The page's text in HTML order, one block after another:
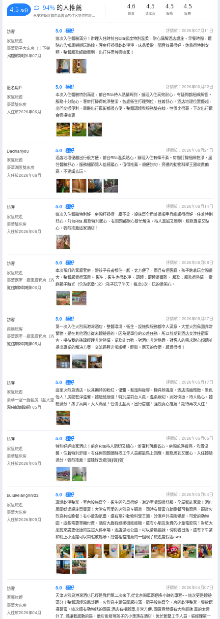
4.5 /5分 94% 的人推薦
永安旅遊評價由真實酒店住客提供的評價。
4.6
位置
4.5
清潔度
4.5
服務
4.5
設施
訪客
家庭旅遊
豪華親子大床房（上下鋪
+森林氧吧）
入住於2026年07月
5.0 極好
評價於：2026年07月11日
這次入住體驗滿分！辦理入住時前台Ella態度特別温柔，耐心講解酒店設施、早餐時間，還
貼心告知周邊遊玩路線。客房打掃得乾乾淨淨，床品柔軟，隔音效果很好，休息得特別安
穩，整體服務細緻周到，出行住宿首選這家！
匿名用戶
家庭旅遊
豪華雙床房
入住於2026年06月
5.0 極好
評價於：2026年06月22日
本次入住體驗特別滿意，前台Rita待人熱情周到，辦理入住高效耐心，有疑問都細緻解答，
服務十分貼心。客房打掃得乾淨整潔，各處衞生打理到位，住着舒心。酒店地理位置優越，
出門交通便利，周邊出行逛街都很方便，整體環境與服務雙在線，性價比很高，下次出行還
會選擇這裏
Dacitianyou
家庭旅遊
豪華湖景雙床房
入住於2026年06月
5.0 極好
評價於：2026年06月21日
酒店地段優越出行很方便，前台Rita温柔貼心，辦理入住有條不紊。房間打掃細緻乾淨，居
住體驗舒心，服務細節讓人倍感暖心，值得推薦。順便説句，旁邊的動物科學王國收費偏
高，不建議去玩。
訪客
家庭旅遊
豪華雙床房
入住於2026年06月
5.0 極好
評價於：2026年06月14日
這次入住體驗特別好，房間打掃得一塵不染，設施齊全用着很順手且維護得很好，住着特別
舒心。前台Rita 服務特別暖心，有問題都耐心幫忙解決，待人真誠又周到，服務專業又貼
心，強烈推薦這家酒店！
訪客
家庭旅遊
豪華兩室一廳家庭套房（浴
缸+森林氧吧）
入住於2026年06月
5.0 極好
評價於：2026年06月08日
本次預訂的家庭套房，跟孩子長者都住一起，太方便了，而且有個客廳，孩子跑着玩空間很
大，整體感覺很滿意。 衞生：衞生也很乾凈， 環境：環境很優雅， 服務：服務很熱情， 童
趣親子時光（含淘氣堡1次）:孩子玩了半天，進出3次，玩的很開心。
訪客
商務旅客
豪華兩室一廳家庭套房（浴
缸+森林氧吧）
入住於2026年05月
5.0 極好
評價於：2026年05月27日
第一次入住火烈鳥港灣酒店，整體環境、衞生、設施與服務都令人滿意，大堂火烈鳥園非常
驚艷，是在其他酒店從未體驗過的。因為是單位的公差任務，所以前期到酒店交涉住宿事
宜，接待我的孫瑋經理非常熱情，業務能力強，對酒店非常熟悉，對客人的需求耐心傾聽並
提出專業的解決方案，交流過程非常順暢，輕鬆。兩天的食宿，感覺很棒！
訪客
家庭旅遊
豪華一室一廳套房（超大空
間+森林氧吧）
入住於2026年05月
5.0 極好
評價於：2026年05月17日
這家火烈鳥酒店，以其獨特的粉紅、優雅、和諧與從容，極具辨識度。酒店清幽雅緻，景色
怡人！房間乾淨温馨，體驗感絕佳！特別是前台人員，温柔親切，高效快捷，待人貼心，體
驗滿分！孩子高興，大人滿意！性價比超高，出行首選！強烈真心推薦！期待再次入住！
訪客
家庭旅遊
豪華雙床房
入住於2026年05月
5.0 極好
評價於：2026年05月05日
特別好評這家酒店！前台Rita待人親切又細心，辦事利落超省心。房間乾淨敞亮、佈置温
馨，住着特別舒服。有任何問題隨時找工作人員都能馬上回應，服務周到又暖心，入住體驗
滿分，強烈推薦！溜娃好去處[強][強][強]
Bulukelangni922
家庭旅遊
豪華大床房
入住於2026年05月
5.0 極好
評價於：2026年05月04日
環境乾淨整潔，室內設施齊全，衞生間佈局很好，淋浴室噴頭很舒服，全屋智能家電！酒店
周圍娛樂設施齊豐富！大堂有可愛的火烈鳥🦩觀賞，同時有豐富自助晚餐可看節目，觀賞火
烈鳥共進晚餐！有小童淘氣堡，還有室外動物科學王國，沙漠戶外探險攀爬，可愛的動物
園，這些需要單獨付費，酒店大廳有娛樂機娃娃機，還有小朋友免費的小童電影院！對於大
朋友來説更便捷的是超大停車場，酒店濕地公園，可以清晨鍛鍊，傍晚觀日落，還有下午茶
和晚上小酒館可以閑暇放鬆😎，總體相當推薦的一個親子旅遊度假區awa
訪客
家庭旅遊
豪華大床房
入住於2026年04月
5.0 極好
評價於：2026年04月07日
天津火烈鳥港灣酒店已經是我們第二次來了,從北京開車兩個多小時的車程~~ 這次更是體驗
滿分！整體環境温馨舒適，火烈鳥主題氛圍感拉滿，親子設施齊全，房間乾淨整潔，餐飲選
擇豐富。這次還有動物館的園區,酒店有接駁車,非常方便, 園區竟然還有大熊貓館 真的太意
外了, 最讓我感動的是，離店後發現孩子的小車落在酒店，急忙聯繫工作人員，張經理第一